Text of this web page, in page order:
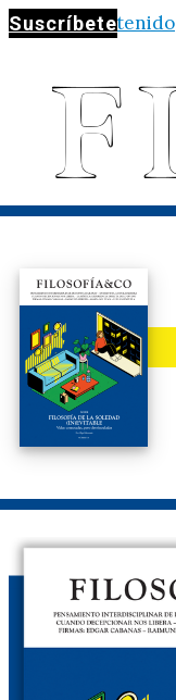
Suscríbete
Saltar al contenido